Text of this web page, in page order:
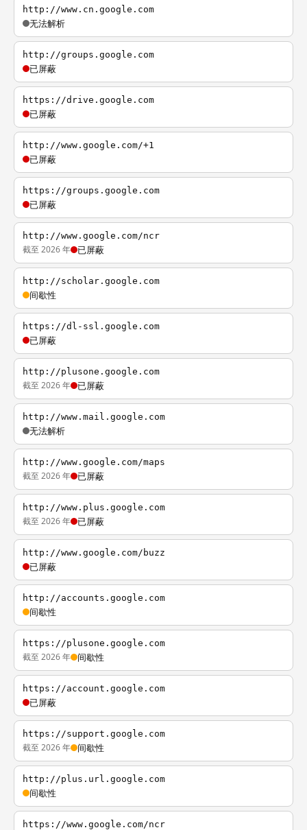
http://www.cn.google.com
无法解析
http://groups.google.com
已屏蔽
https://drive.google.com
已屏蔽
http://www.google.com/+1
已屏蔽
https://groups.google.com
已屏蔽
http://www.google.com/ncr
截至 2026 年 已屏蔽
http://scholar.google.com
间歇性
https://dl-ssl.google.com
已屏蔽
http://plusone.google.com
截至 2026 年 已屏蔽
http://www.mail.google.com
无法解析
http://www.google.com/maps
截至 2026 年 已屏蔽
http://www.plus.google.com
截至 2026 年 已屏蔽
http://www.google.com/buzz
已屏蔽
http://accounts.google.com
间歇性
https://plusone.google.com
截至 2026 年 间歇性
https://account.google.com
已屏蔽
https://support.google.com
截至 2026 年 间歇性
http://plus.url.google.com
间歇性
https://www.google.com/ncr